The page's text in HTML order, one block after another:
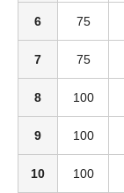
6 75
7 75
8 100
9 100
10 100